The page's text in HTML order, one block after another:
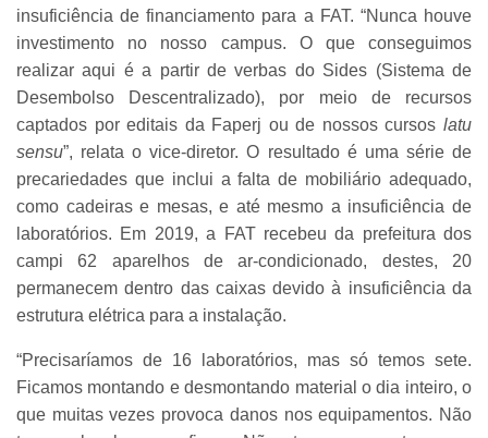
insuficiência de financiamento para a FAT. “Nunca houve
investimento no nosso campus. O que conseguimos
realizar aqui é a partir de verbas do Sides (Sistema de
Desembolso Descentralizado), por meio de recursos
captados por editais da Faperj ou de nossos cursos latu
sensu”, relata o vice-diretor. O resultado é uma série de
precariedades que inclui a falta de mobiliário adequado,
como cadeiras e mesas, e até mesmo a insuficiência de
laboratórios. Em 2019, a FAT recebeu da prefeitura dos
campi 62 aparelhos de ar-condicionado, destes, 20
permanecem dentro das caixas devido à insuficiência da
estrutura elétrica para a instalação.
“Precisaríamos de 16 laboratórios, mas só temos sete.
Ficamos montando e desmontando material o dia inteiro, o
que muitas vezes provoca danos nos equipamentos. Não